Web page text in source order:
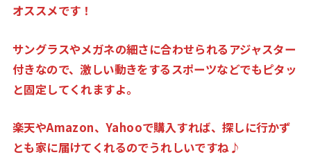
オススメです！
サングラスやメガネの細さに合わせられるアジャスター
付きなので、激しい動きをするスポーツなどでもピタッ
と固定してくれますよ。
楽天やAmazon、Yahooで購入すれば、探しに行かず
とも家に届けてくれるのでうれしいですね♪